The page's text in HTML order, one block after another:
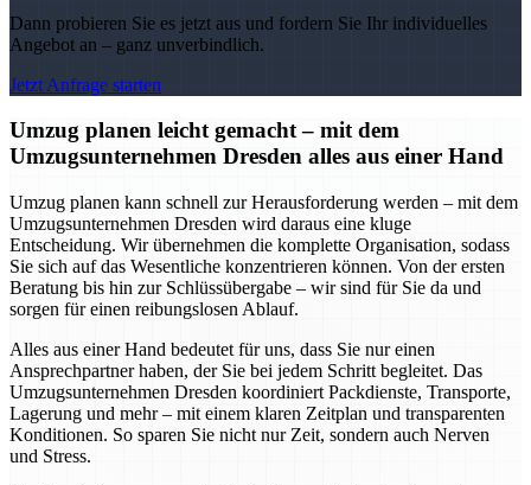
Dann probieren Sie es jetzt aus und fordern Sie Ihr individuelles
Angebot an – ganz unverbindlich.
Jetzt Anfrage starten
Umzug planen leicht gemacht – mit dem
Umzugsunternehmen Dresden alles aus einer Hand
Umzug planen kann schnell zur Herausforderung werden – mit dem
Umzugsunternehmen Dresden wird daraus eine kluge
Entscheidung. Wir übernehmen die komplette Organisation, sodass
Sie sich auf das Wesentliche konzentrieren können. Von der ersten
Beratung bis hin zur Schlüssübergabe – wir sind für Sie da und
sorgen für einen reibungslosen Ablauf.
Alles aus einer Hand bedeutet für uns, dass Sie nur einen
Ansprechpartner haben, der Sie bei jedem Schritt begleitet. Das
Umzugsunternehmen Dresden koordiniert Packdienste, Transporte,
Lagerung und mehr – mit einem klaren Zeitplan und transparenten
Konditionen. So sparen Sie nicht nur Zeit, sondern auch Nerven
und Stress.